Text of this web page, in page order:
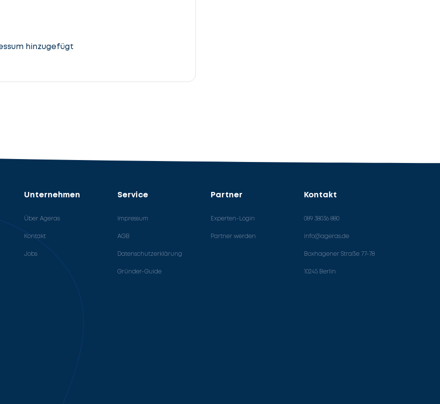
hinzugefügt
Unternehmen
Über Ageras
Kontakt
Jobs
Service
Impressum
AGB
Datenschutzerklärung
Gründer-Guide
Partner
Experten-Login
Partner werden
Kontakt
089 38036 880
info@ageras.de
Boxhagener Straße 77-78
10245 Berlin